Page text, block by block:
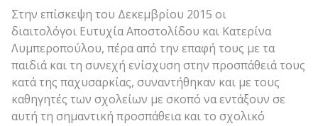
Στην επίσκεψη του Δεκεμβρίου 2015 οι
διαιτολόγοι Ευτυχία Αποστολίδου και Κατερίνα
Λυμπεροπούλου, πέρα από την επαφή τους με τα
παιδιά και τη συνεχή ενίσχυση στην προσπάθειά τους
κατά της παχυσαρκίας, συναντήθηκαν και με τους
καθηγητές των σχολείων με σκοπό να εντάξουν σε
αυτή τη σημαντική προσπάθεια και το σχολικό